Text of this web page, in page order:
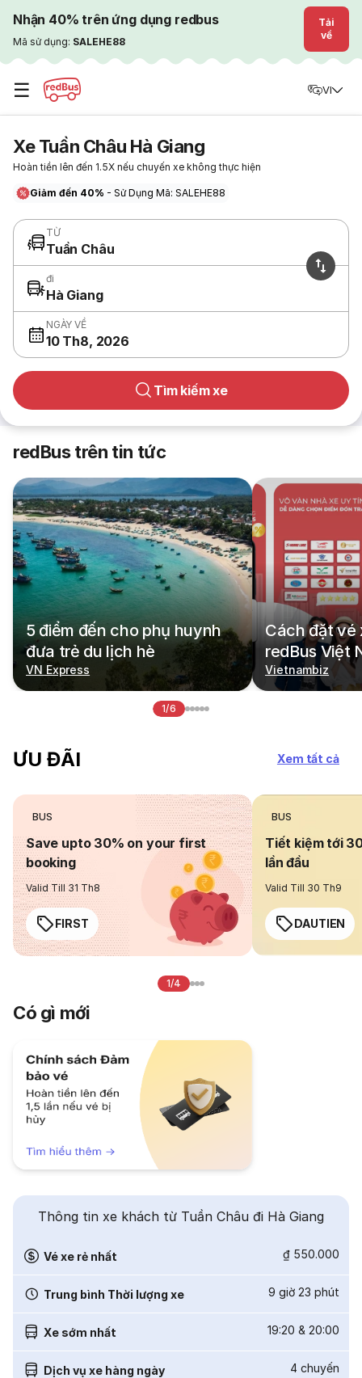
Nhận 40% trên ứng dụng redbus
Mã sử dụng: SALEHE88
Tải
về
☰ VI
Xe Tuần Châu Hà Giang
Hoàn tiền lên đến 1.5X nếu chuyến xe không thực hiện
Giảm đến 40% - Sử Dụng Mã: SALEHE88
TỪ
Tuần Châu
đi
Hà Giang
NGÀY VỀ
10 Th8, 2026
Tìm kiếm xe
redBus trên tin tức
5 điểm đến cho phụ huynh
đưa trẻ du lịch hè
VN Express
Cách đặt vé
redBus Việt
Vietnambiz
1/6
ƯU ĐÃI Xem tất cả
BUS
Save upto 30% on your first
booking
Valid Till 31 Th8
FIRST
BUS
Tiết kiệm tới
lần đầu
Valid Till 30 Th9
DAUTIEN
1/4
Có gì mới
Thông tin xe khách từ Tuần Châu đi Hà Giang
Vé xe rẻ nhất ₫ 550.000
Trung bình Thời lượng xe 9 giờ 23 phút
Xe sớm nhất 19:20 & 20:00
Dịch vụ xe hàng ngày 4 chuyến